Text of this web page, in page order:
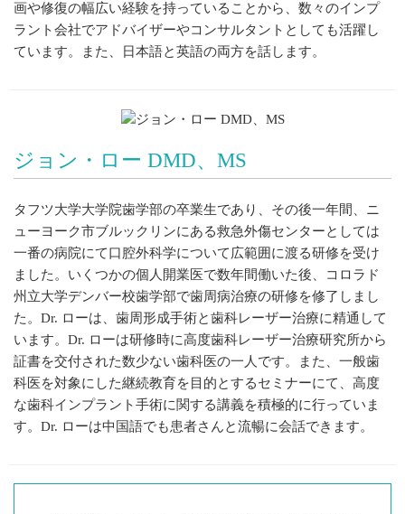
画や修復の幅広い経験を持っていることから、数々のインプ
ラント会社でアドバイザーやコンサルタントとしても活躍し
ています。また、日本語と英語の両方を話します。
ジョン・ロー DMD、MS
タフツ大学大学院歯学部の卒業生であり、その後一年間、ニ
ューヨーク市ブルックリンにある救急外傷センターとしては
一番の病院にて口腔外科学について広範囲に渡る研修を受け
ました。いくつかの個人開業医で数年間働いた後、コロラド
州立大学デンバー校歯学部で歯周病治療の研修を修了しまし
た。Dr. ローは、歯周形成手術と歯科レーザー治療に精通して
います。Dr. ローは研修時に高度歯科レーザー治療研究所から
証書を交付された数少ない歯科医の一人です。また、一般歯
科医を対象にした継続教育を目的とするセミナーにて、高度
な歯科インプラント手術に関する講義を積極的に行っていま
す。Dr. ローは中国語でも患者さんと流暢に会話できます。